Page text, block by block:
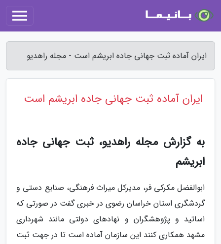
ایران آماده ثبت جهانی جاده ابریشم است - مجله راهدیو
ایران آماده ثبت جهانی جاده ابریشم است
به گزارش مجله راهدیو، ثبت جهانی جاده
ابریشم
ابوالفضل مکرکی فر، مدیرکل میراث فرهنگی، صنایع دستی و
گردشگری استان خراسان رضوی در خبری گفت در صورتی که
اساتید و پژوهشگران و نهادهای دولتی مانند شهرداری
مشهد همکاری کنند این سازمان آماده است تا در جهت ثبت